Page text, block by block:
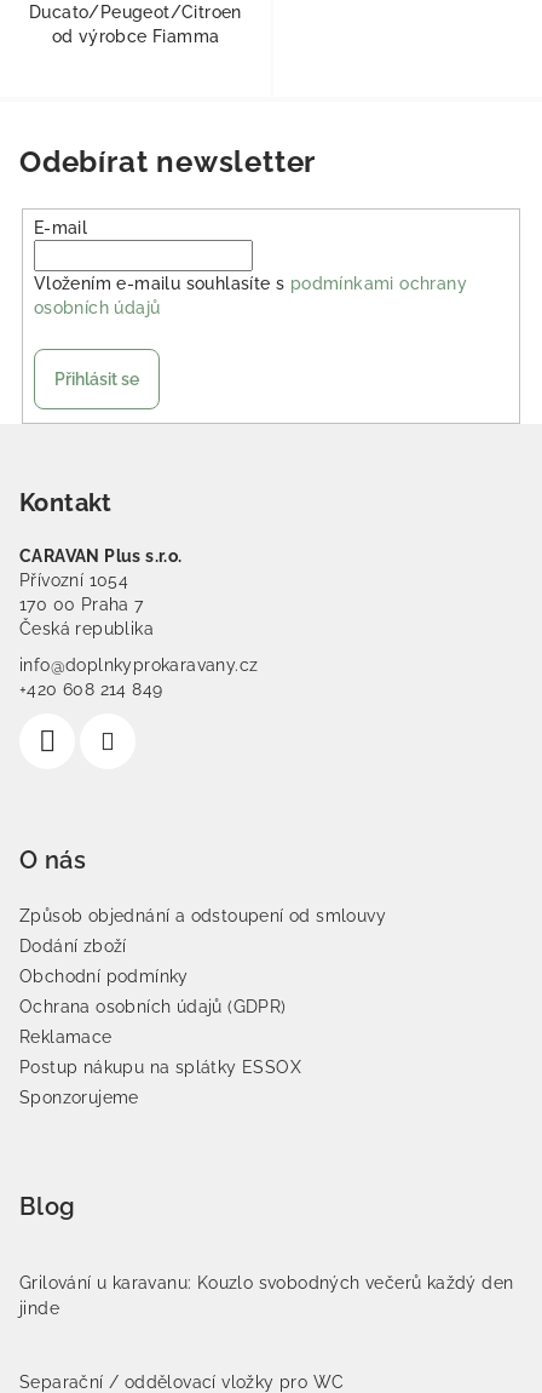
Ducato/Peugeot/Citroen
od výrobce Fiamma
Odebírat newsletter
E-mail
Vložením e-mailu souhlasíte s podmínkami ochrany
osobních údajů
Přihlásit se
Kontakt
CARAVAN Plus s.r.o.
Přívozní 1054
170 00 Praha 7
Česká republika
info@doplnkyprokaravany.cz
+420 608 214 849
O nás
Způsob objednání a odstoupení od smlouvy
Dodání zboží
Obchodní podmínky
Ochrana osobních údajů (GDPR)
Reklamace
Postup nákupu na splátky ESSOX
Sponzorujeme
Blog
Grilování u karavanu: Kouzlo svobodných večerů každý den
jinde
Separační / oddělovací vložky pro WC